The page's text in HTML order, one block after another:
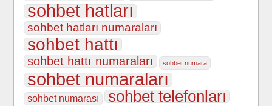
sohbet hatları
sohbet hatları numaraları
sohbet hattı
sohbet hattı numaraları sohbet numara
sohbet numaraları
sohbet numarası sohbet telefonları